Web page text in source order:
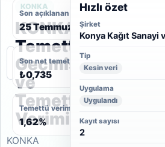
KONKA
KONKA
Temettü
Geçmişi
ve
Temettü
Verimi
KONKA
Son açıklanan temettü tarihi
25 Temmuz 2023
Son net temettü
₺0,735
Temettü verimi
1,62%
Hızlı özet
Şirket
Konya Kağıt Sanayi
Tip
Kesin veri
Uygulama
Uygulandı
Kayıt sayısı
2